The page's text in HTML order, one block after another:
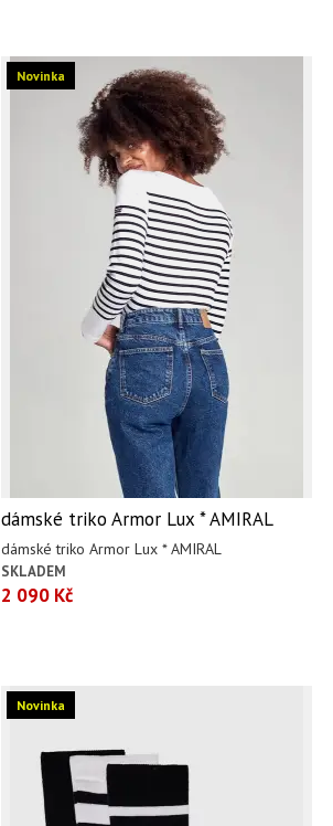
Novinka
dámské triko Armor Lux * AMIRAL
dámské triko Armor Lux * AMIRAL
SKLADEM
2 090 Kč
Novinka